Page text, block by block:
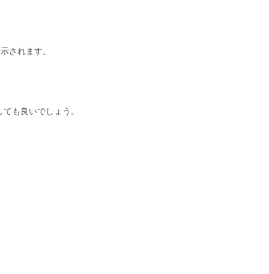
されます。
も良いでしょう。